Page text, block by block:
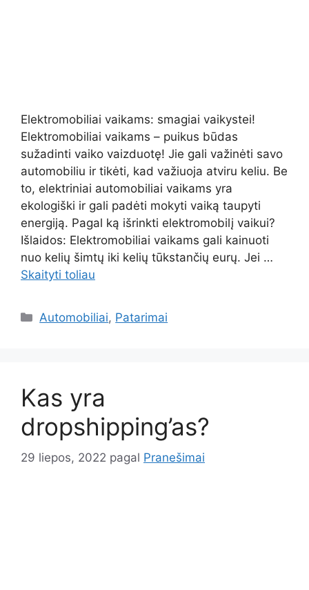
Elektromobiliai vaikams: smagiai vaikystei!
Elektromobiliai vaikams – puikus būdas
sužadinti vaiko vaizduotę! Jie gali važinėti savo
automobiliu ir tikėti, kad važiuoja atviru keliu. Be
to, elektriniai automobiliai vaikams yra
ekologiški ir gali padėti mokyti vaiką taupyti
energiją. Pagal ką išrinkti elektromobilį vaikui?
Išlaidos: Elektromobiliai vaikams gali kainuoti
nuo kelių šimtų iki kelių tūkstančių eurų. Jei …
Skaityti toliau
Kategorijos
Automobiliai, Patarimai
Kas yra
dropshipping’as?
29 liepos, 2022 pagal Pranešimai